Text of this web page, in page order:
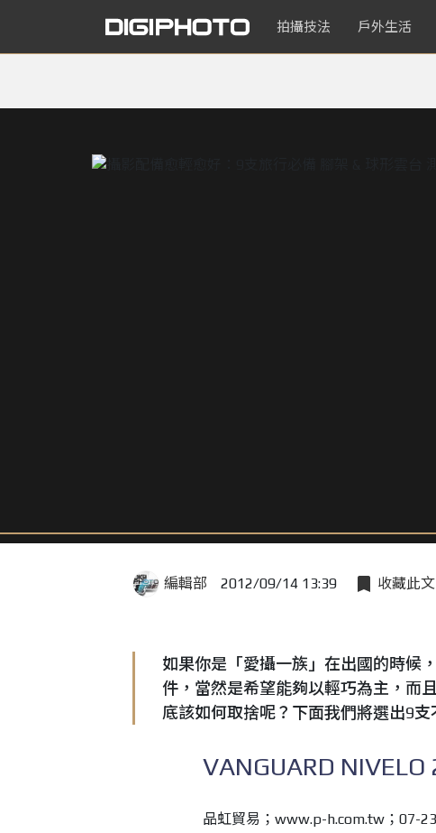
拍攝技法 戶外生活
編輯部 2012/09/14 13:39 收藏此文
如果你是「愛攝一族」在出國的時候
件，當然是希望能夠以輕巧為主，而
底該如何取捨呢？下面我們將選出9
VANGUARD
品虹貿易；www.p-h.com.tw；07-